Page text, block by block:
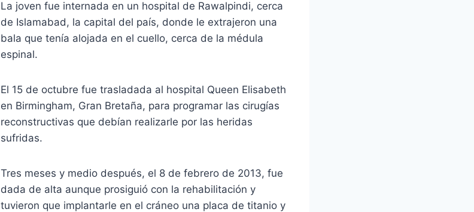
La joven fue internada en un hospital de Rawalpindi, cerca
de Islamabad, la capital del país, donde le extrajeron una
bala que tenía alojada en el cuello, cerca de la médula
espinal.
El 15 de octubre fue trasladada al hospital Queen Elisabeth
en Birmingham, Gran Bretaña, para programar las cirugías
reconstructivas que debían realizarle por las heridas
sufridas.
Tres meses y medio después, el 8 de febrero de 2013, fue
dada de alta aunque prosiguió con la rehabilitación y
tuvieron que implantarle en el cráneo una placa de titanio y